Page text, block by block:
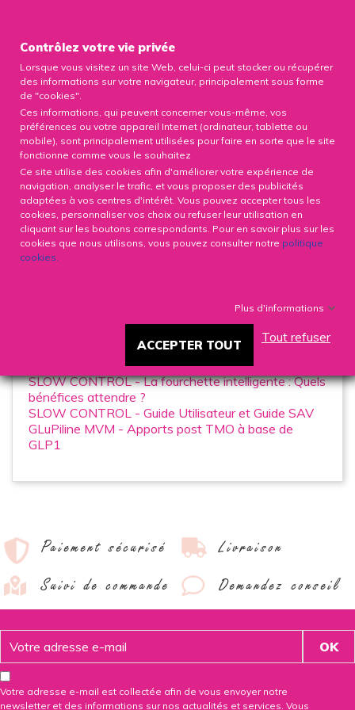
0
FAQ
Liste des pages dans FAQ :
SURGILINE - Apports post bariatrie
Livraisons, paiements et abonnements
SLOW CONTROL - La fourchette intelligente :
Pourquoi ça marche ?
SLOW CONTROL - La fourchette intelligente : Quels
bénéfices attendre ?
SLOW CONTROL - Guide Utilisateur et Guide SAV
GLuPiline MVM - Apports post TMO à base de
GLP1
Paiement sécurisé
Livraison
Suivi de commande
Demandez conseil
Votre adresse e-mail est collectée afin de vous envoyer notre
newsletter et des informations sur nos actualités et services. Vous
Contrôlez votre vie privée
Lorsque vous visitez un site Web, celui-ci peut stocker ou récupérer
des informations sur votre navigateur, principalement sous forme
de "cookies".
Ces informations, qui peuvent concerner vous-même, vos
préférences ou votre appareil Internet (ordinateur, tablette ou
mobile), sont principalement utilisées pour faire en sorte que le site
fonctionne comme vous le souhaitez
Ce site utilise des cookies afin d'améliorer votre expérience de
navigation, analyser le trafic, et vous proposer des publicités
adaptées à vos centres d'intérêt. Vous pouvez accepter tous les
cookies, personnaliser vos choix ou refuser leur utilisation en
cliquant sur les boutons correspondants. Pour en savoir plus sur les
cookies que nous utilisons, vous pouvez consulter notre politique
cookies.
Plus d'informations
ACCEPTER TOUT
Tout refuser